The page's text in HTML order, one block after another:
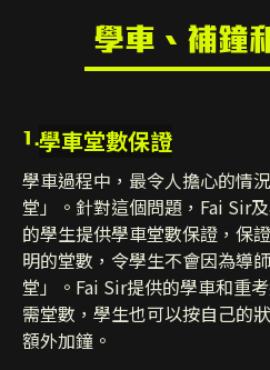
學車、補鐘
1. 學車堂數保證
學車過程中，最令人擔心的情
堂」。針對這個問題，Fai Sir
的學生提供學車堂數保證，保
明的堂數，令學生不會因為導
堂」。Fai Sir提供的學車和重
需堂數，學生也可以按自己的
額外加鐘。